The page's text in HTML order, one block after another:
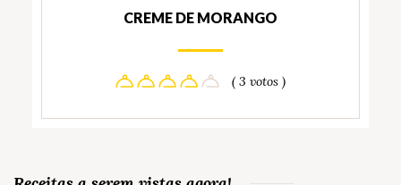
CREME DE MORANGO
( 3 votos )